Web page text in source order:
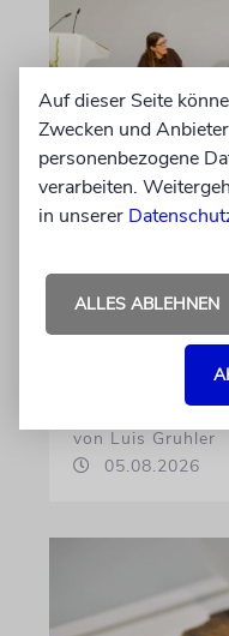
Ein
und
Gedanken vor
von Luis Gruhler
05.08.2026
Auf dieser Seite
Zwecken und
personenbezogene
verarbeiten.
in unserer
ALLES ABLEHNEN